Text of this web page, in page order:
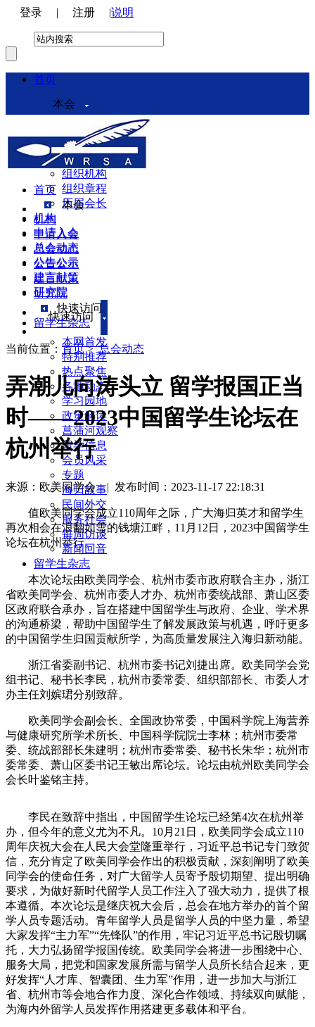
登录 | 注册 |说明
首页
本会
本会介绍
领导机构
理事会
组织机构
组织章程
历届会长
机构
申请入会
总会动态
公告公示
建言献策
研究院
快速访问
本网首发
特别推荐
热点聚焦
各地动态
学习园地
政策解读
菖蒲河观察
留学信息
会员风采
专题
海归故事
民间外交
服务社会
每周访谈
新闻回音
留学生杂志
首页
本会
机构
申请入会
总会动态
公告公示
建言献策
研究院
快速访问
留学生杂志
当前位置： 首页>总会动态
弄潮儿向涛头立 留学报国正当
时——2023中国留学生论坛在
杭州举行
来源：欧美同学会 | 发布时间：2023-11-17 22:18:31
值欧美同学会成立110周年之际，广大海归英才和留学生
再次相会在浪翻如雪的钱塘江畔，11月12日，2023中国留学生
论坛在杭州举行。
本次论坛由欧美同学会、杭州市委市政府联合主办，浙江
省欧美同学会、杭州市委人才办、杭州市委统战部、萧山区委
区政府联合承办，旨在搭建中国留学生与政府、企业、学术界
的沟通桥梁，帮助中国留学生了解发展政策与机遇，呼吁更多
的中国留学生归国贡献所学，为高质量发展注入海归新动能。
浙江省委副书记、杭州市委书记刘捷出席。欧美同学会党
组书记、秘书长李民，杭州市委常委、组织部部长、市委人才
办主任刘嫔珺分别致辞。
欧美同学会副会长、全国政协常委，中国科学院上海营养
与健康研究所学术所长、中国科学院院士李林；杭州市委常
委、统战部部长朱建明；杭州市委常委、秘书长朱华；杭州市
委常委、萧山区委书记王敏出席论坛。论坛由杭州欧美同学会
会长叶鉴铭主持。
李民在致辞中指出，中国留学生论坛已经第4次在杭州举
办，但今年的意义尤为不凡。10月21日，欧美同学会成立110
周年庆祝大会在人民大会堂隆重举行，习近平总书记专门致贺
信，充分肯定了欧美同学会作出的积极贡献，深刻阐明了欧美
同学会的使命任务，对广大留学人员寄予殷切期望、提出明确
要求，为做好新时代留学人员工作注入了强大动力，提供了根
本遵循。本次论坛是继庆祝大会后，总会在地方举办的首个留
学人员专题活动。青年留学人员是留学人员的中坚力量，希望
大家发挥“主力军”“先锋队”的作用，牢记习近平总书记殷切嘱
托，大力弘扬留学报国传统。欧美同学会将进一步围绕中心、
服务大局，把党和国家发展所需与留学人员所长结合起来，更
好发挥“人才库、智囊团、生力军”作用，进一步加大与浙江
省、杭州市等会地合作力度、深化合作领域、持续双向赋能，
为海内外留学人员发挥作用搭建更多载体和平台。